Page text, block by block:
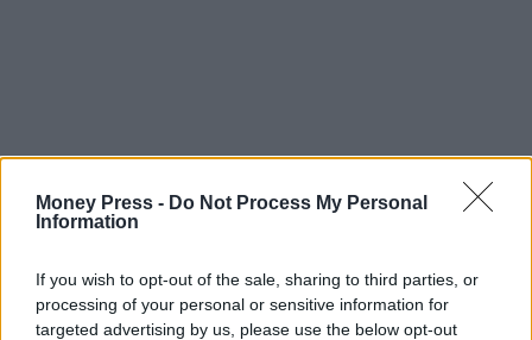
Money Press - Do Not Process My Personal
Information
If you wish to opt-out of the sale, sharing to third parties, or
processing of your personal or sensitive information for
targeted advertising by us, please use the below opt-out